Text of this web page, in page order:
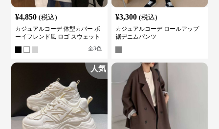
¥4,850 (税込)
カジュアルコーデ 体型カバー ボ
ーイフレンド風 ロゴ スウェット
全3色
¥3,300 (税込)
カジュアルコーデ ロールアップ
裾デニムパンツ
人気